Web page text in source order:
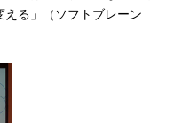
える」（ソフトブレーン